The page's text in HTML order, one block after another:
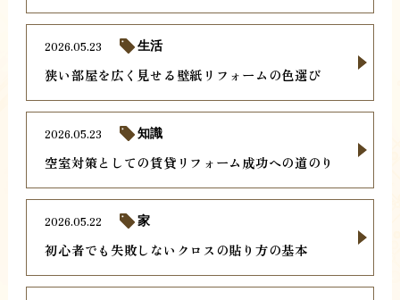
狭い部屋を広く見せる壁紙リフォームの色選び
2026.05.23 生活
空室対策としての賃貸リフォーム成功への道のり
2026.05.23 知識
初心者でも失敗しないクロスの貼り方の基本
2026.05.22 家